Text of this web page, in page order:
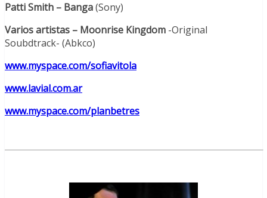
Patti Smith – Banga(Sony)
Varios artistas – Moonrise Kingdom -Original
Soubdtrack- (Abkco)
www.myspace.com/sofiavitola
www.lavial.com.ar
www.myspace.com/planbetres